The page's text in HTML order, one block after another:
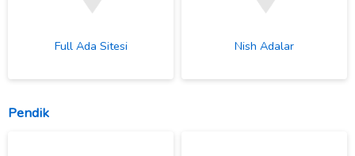
Full Ada Sitesi Nish Adalar
Pendik